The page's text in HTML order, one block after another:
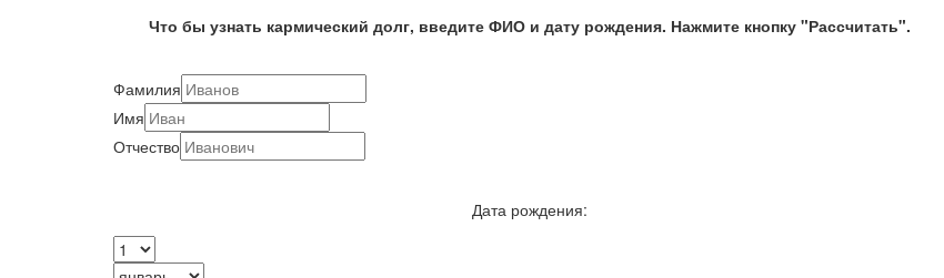
Что бы узнать кармический долг, введите ФИО и дату рождения. Нажмите кнопку "Рассчитать".
Фамилия
Имя
Отчество
Дата рождения: